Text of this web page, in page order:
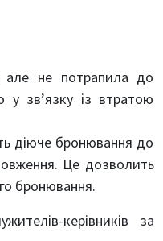
але не потрапила до
у зв’язку із втратою
діюче бронювання до
Це дозволить
бронювання.
керівників за